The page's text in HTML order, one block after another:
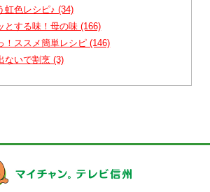
虹色レシピ♪ (34)
とする味！母の味 (166)
！ススメ簡単レシピ (146)
ないで割烹 (3)